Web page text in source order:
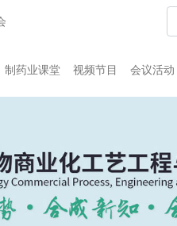
制药业课堂 视频节目 会议活动